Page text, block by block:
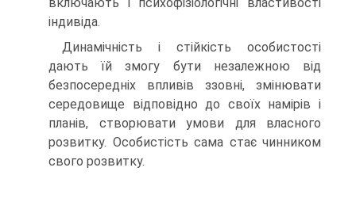
індивіда.
Динамічність і стійкість особистості
дають їй змогу бути незалеж­ною від
безпосередніх впливів ззовні, змінювати
середовище відповідно до своїх намірів і
планів, створювати умови для власного
розвитку. Осо­бистість сама стає чинником
свого розвитку.